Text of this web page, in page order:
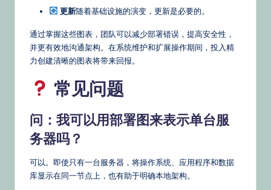
更新随着基础设施的演变，更新是必要的。
通过掌握这些图表，团队可以减少部署错误，提高安全性，
并更有效地沟通架构。在系统维护和扩展操作期间，投入精
力创建清晰的图表将带来回报。
常见问题
问：我可以用部署图来表示单台服
务器吗？
可以。即使只有一台服务器，将操作系统、应用程序和数据
库显示在同一节点上，也有助于明确本地架构。